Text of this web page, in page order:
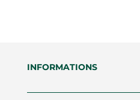
INFORMATIONS